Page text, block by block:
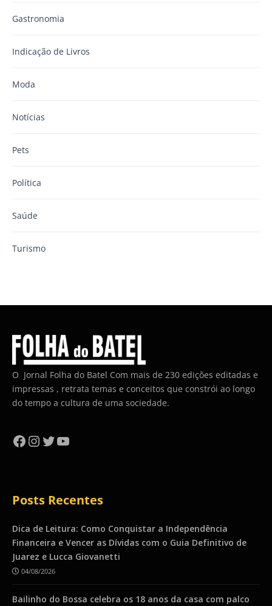
Gastronomia
Indicação de Livros
Moda
Notícias
Pets
Política
Saúde
Turismo
O Jornal Folha do Batel Com mais de 230 edições editadas e
impressas , retrata temas e conceitos que constrói ao longo
do tempo a cultura de uma sociedade.
Facebook
Instagram
Twitter
YouTube
Posts Recentes
Dica de Leitura: Como Conquistar a Independência
Financeira e Vencer as Dívidas com o Guia Definitivo de
Juarez e Lucca Giovanetti
04/08/2026
Bailinho do Bossa celebra os 18 anos da casa com palco